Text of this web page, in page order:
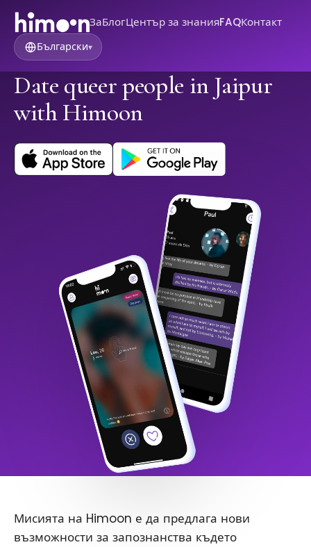
ЗаБлогЦентър за знанияFAQКонтакт
Български▾
Date queer people in Jaipur
with Himoon
Мисията на Himoon е да предлага нови
възможности за запознанства където